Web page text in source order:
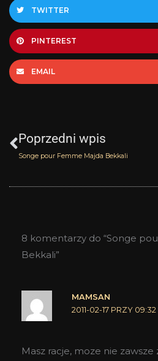
TWITTER
PINTEREST
EMAIL
Poprzedni wpis
Songe pour Femme Majda Bekkali
8 komentarzy do “Songe
Bekkali”
MAMSAN
2011-02-17 PRZY 09:32
Masz racje, moze nie